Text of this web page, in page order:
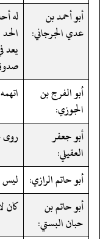
أبو أحمد بن
عدي الجرجاني:
له
يعد
أبو الفرج بن
الجوزي:
أبو جعفر
العقيلي:
روى
أبو حاتم الرازي:
ليس
أبو حاتم بن
حبان البستي:
كان